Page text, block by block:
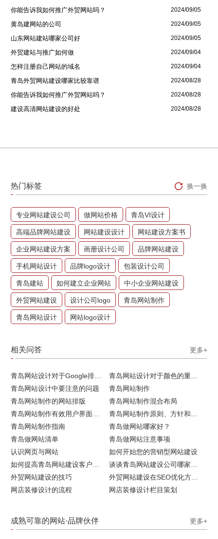
你能告诉我如何推广外贸网站吗？ 2024/09/05
黄岛建网站的公司 2024/09/05
山东网站建站哪家公司好 2024/09/05
外贸建站与推广如何做 2024/09/04
怎样注册自己网站的域名 2024/09/04
青岛外贸网站建设哪家比较靠谱 2024/08/28
你能告诉我如何推广外贸网站吗？ 2024/08/28
建设高清网站建设的好处 2024/08/28
热门标签 换一换
专业网站建设公司 做网站价格 青岛VI设计
高端品牌网站建设 网站建设设计 网站建设方案书
企业网站建设方案 画册设计公司 品牌网站建设
手机网站设计 品牌logo设计 包装设计公司
青岛建站 如何建立企业网站 中小企业网站建设
外贸网站建设 设计公司logo 青岛网站制作
青岛网站设计 网站logo设计
相关问答 更多+
青岛网站设计中要注意的问题
青岛网站制作
青岛网站制作的网站排版
青岛网站制作混合布局
青岛网站制作指南
青岛做网站哪家好？
青岛做网站清单
青岛做网站注意事项
认识网页与网站
如何开始您的营销型网站建设
外贸网站建设的技巧
网店装修设计的流程
网店装修设计栏目策划
成熟可靠的网站·品牌伙伴 更多+